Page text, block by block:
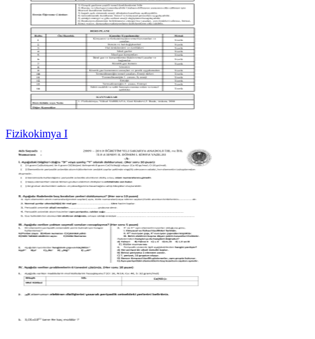
Fizikokimya I